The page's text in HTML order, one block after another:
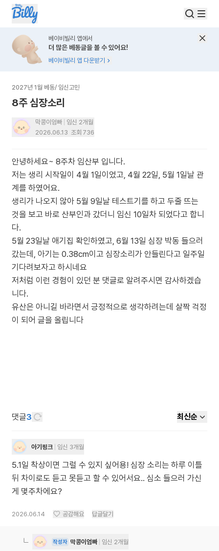
베이비빌리 앱에서
더 많은 베동글을 볼 수 있어요!
베이비빌리 앱 다운받기
2027년 1월 베동/ 임신고민
8주 심장소리
막콩이엄빠
임신 2개월
2026.06.13 조회 736
안녕하세요~ 8주차 임산부 입니다.
저는 생리 시작일이 4월 1일이었고, 4월 22일, 5월 1일날 관
계를 하였어요.
생리가 나오지 않아 5월 9일날 테스트기를 하고 두줄 뜨는
것을 보고 바로 산부인과 갔더니 임신 10일차 되었다고 합니
다.
5월 23일날 애기집 확인하였고, 6월 13일 심장 박동 들으러
갔는데, 아기는 0.38cm이고 심장소리가 안들린다고 일주일
기다려보자고 하시네요
저처럼 이런 경험이 있던 분 댓글로 알려주시면 감사하겠습
니다.
유산은 아니길 바라면서 긍정적으로 생각하려는데 살짝 걱정
이 되어 글을 올립니다
댓글3 최신순
아기핑크 임신 3개월
5.1일 착상이면 그럴 수 있지 싶어용! 심장 소리는 하루 이틀
뒤 차이로도 듣고 못듣고 할 수 있어서요.. 심소 들으러 가신
게 몇주차에요?
2026.06.14 공감해요 답글달기
작성자 막콩이엄빠 임신 2개월